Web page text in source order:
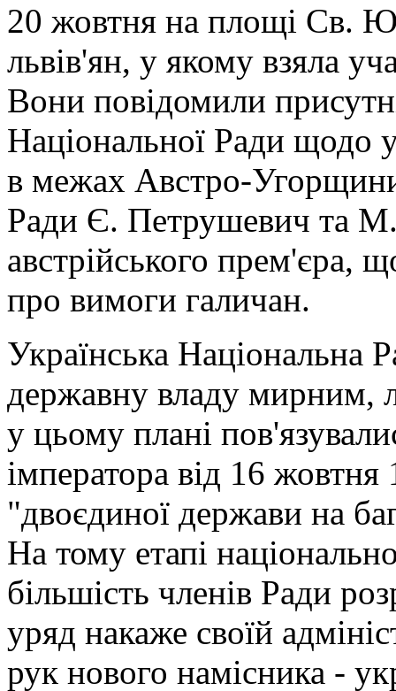
20 жовтня на площі Св.
львів'ян, у якому взяла
Вони повідомили
Національної Ради щодо
в межах Австро-
Ради Є. Петрушевич та М.
австрійського прем'єра,
про вимоги галичан.
Українська Національна
державну владу мирним,
у цьому плані
імператора від 16
"двоєдиної держави на
На тому етапі
більшість членів Ради
уряд накаже своїй
рук нового намісника -